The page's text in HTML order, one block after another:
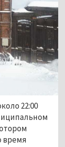
22:00
время